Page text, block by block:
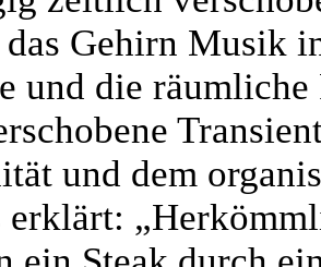
Gehirn Musik
und die
und dem
erklärt: